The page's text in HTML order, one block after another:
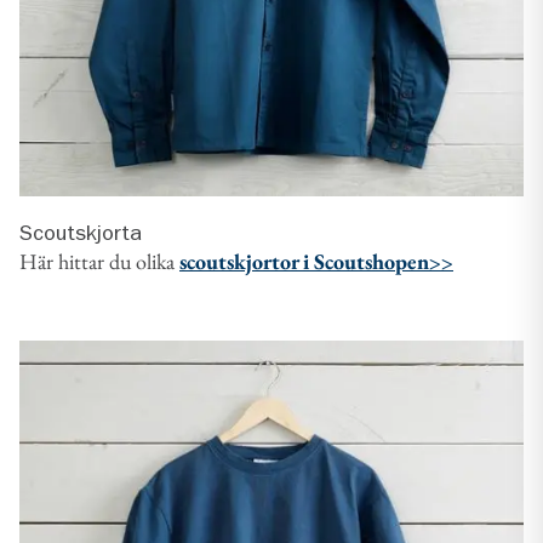
Scoutskjorta
Här hittar du olikascoutskjortor i Scoutshopen>>